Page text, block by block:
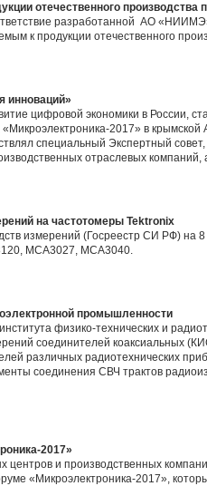
отечественного производства
разработанной АО
к продукции отечественного
инноваций»
цифровой экономики в России,
2017» в крымской
специальный Экспертный
отраслевых
на частотомеры Tektronix
измерений (Госреестр СИ РФ) на
MCA3027, MCA3040.
промышленности
физико-технических и
соединителей коаксиальных
различных радиотехнических
соединения СВЧ трактов
2017»
центров и производственных
«Микроэлектроника-2017»,